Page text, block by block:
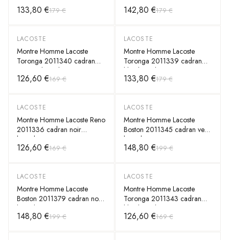
133,80 €179 € 142,80 €179 €
-25%
LACOSTE
Montre Homme Lacoste
Toronga 2011340 cadran
argenté bracelet tissu
126,60 €169 €
-25%
LACOSTE
Montre Homme Lacoste
Toronga 2011339 cadran
bleu bracelet tissu
133,80 €179 €
-25%
LACOSTE
Montre Homme Lacoste Reno
2011336 cadran noir
bracelet acier
126,60 €169 €
-25%
LACOSTE
Montre Homme Lacoste
Boston 2011345 cadran vert
bracelet cuir
148,80 €199 €
-25%
LACOSTE
Montre Homme Lacoste
Boston 2011379 cadran noir
bracelet cuir
148,80 €199 €
-25%
LACOSTE
Montre Homme Lacoste
Toronga 2011343 cadran
bleu bracelet tissu
126,60 €169 €